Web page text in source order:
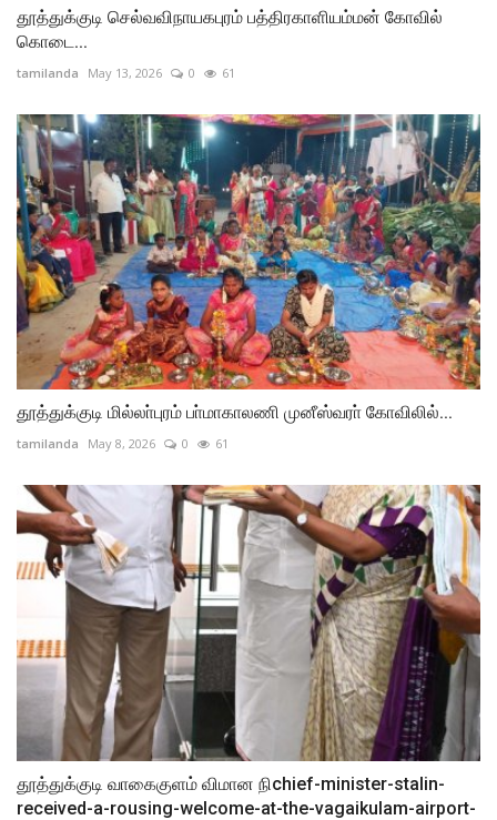
தூத்துக்குடி செல்வவிநாயகபுரம் பத்திரகாளியம்மன் கோவில்
கொடை...
tamilanda May 13, 2026 0 61
தூத்துக்குடி மில்லா்புரம் பா்மாகாலணி முனீஸ்வரா் கோவிலில்...
tamilanda May 8, 2026 0 61
தூத்துக்குடி வாகைகுளம் விமான நிchief-minister-stalin-
received-a-rousing-welcome-at-the-vagaikulam-airport-